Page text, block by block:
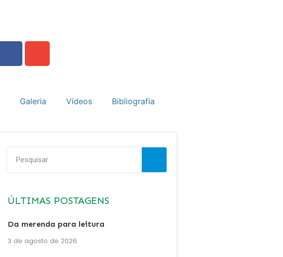
Galeria Vídeos Bibliografia
ÚLTIMAS POSTAGENS
Da merenda para leitura
3 de agosto de 2026